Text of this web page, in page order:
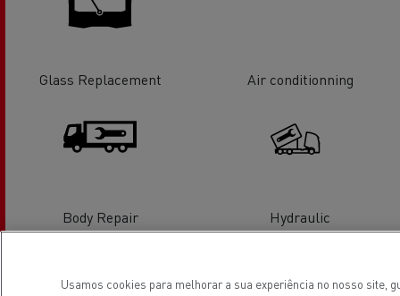
Glass Replacement Air conditionning
Body Repair Hydraulic
Usamos cookies para melhorar a sua experiência no nosso site,